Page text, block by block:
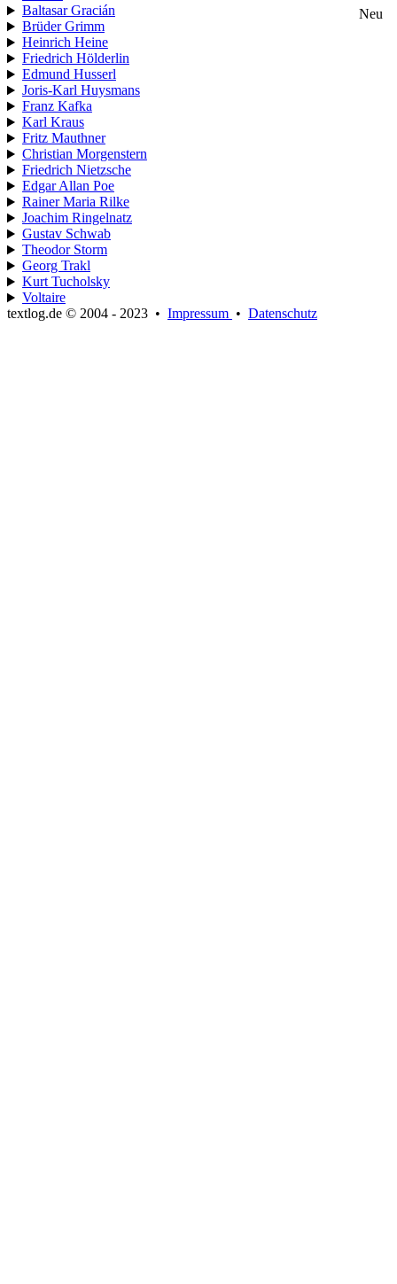
Baltasar Gracián
Neu
Brüder Grimm
Heinrich Heine
Friedrich Hölderlin
Edmund Husserl
Joris-Karl Huysmans
Franz Kafka
Karl Kraus
Fritz Mauthner
Christian Morgenstern
Friedrich Nietzsche
Edgar Allan Poe
Rainer Maria Rilke
Joachim Ringelnatz
Gustav Schwab
Theodor Storm
Georg Trakl
Kurt Tucholsky
Voltaire
textlog.de © 2004 - 2023 • Impressum • Datenschutz